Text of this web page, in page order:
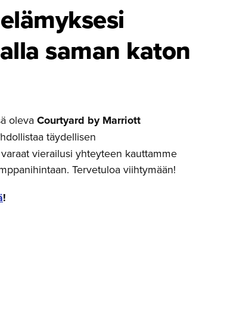
saman katon
olevaCourtyard by Marriott
täydellisen
vierailusi yhteyteen kauttamme
Tervetuloa viihtymään!
!